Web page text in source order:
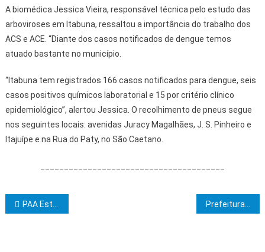
A biomédica Jessica Vieira, responsável técnica pelo estudo das
arboviroses em Itabuna, ressaltou a importância do trabalho dos
ACS e ACE. “Diante dos casos notificados de dengue temos
atuado bastante no município.
“Itabuna tem registrados 166 casos notificados para dengue, seis
casos positivos químicos laboratorial e 15 por critério clínico
epidemiológico”, alertou Jessica. O recolhimento de pneus segue
nos seguintes locais: avenidas Juracy Magalhães, J. S. Pinheiro e
Itajuípe e na Rua do Paty, no São Caetano.
Navegação de Post
PAA Estadual beneficia agricultores familiares de Ilhéus pela primeira vez na história